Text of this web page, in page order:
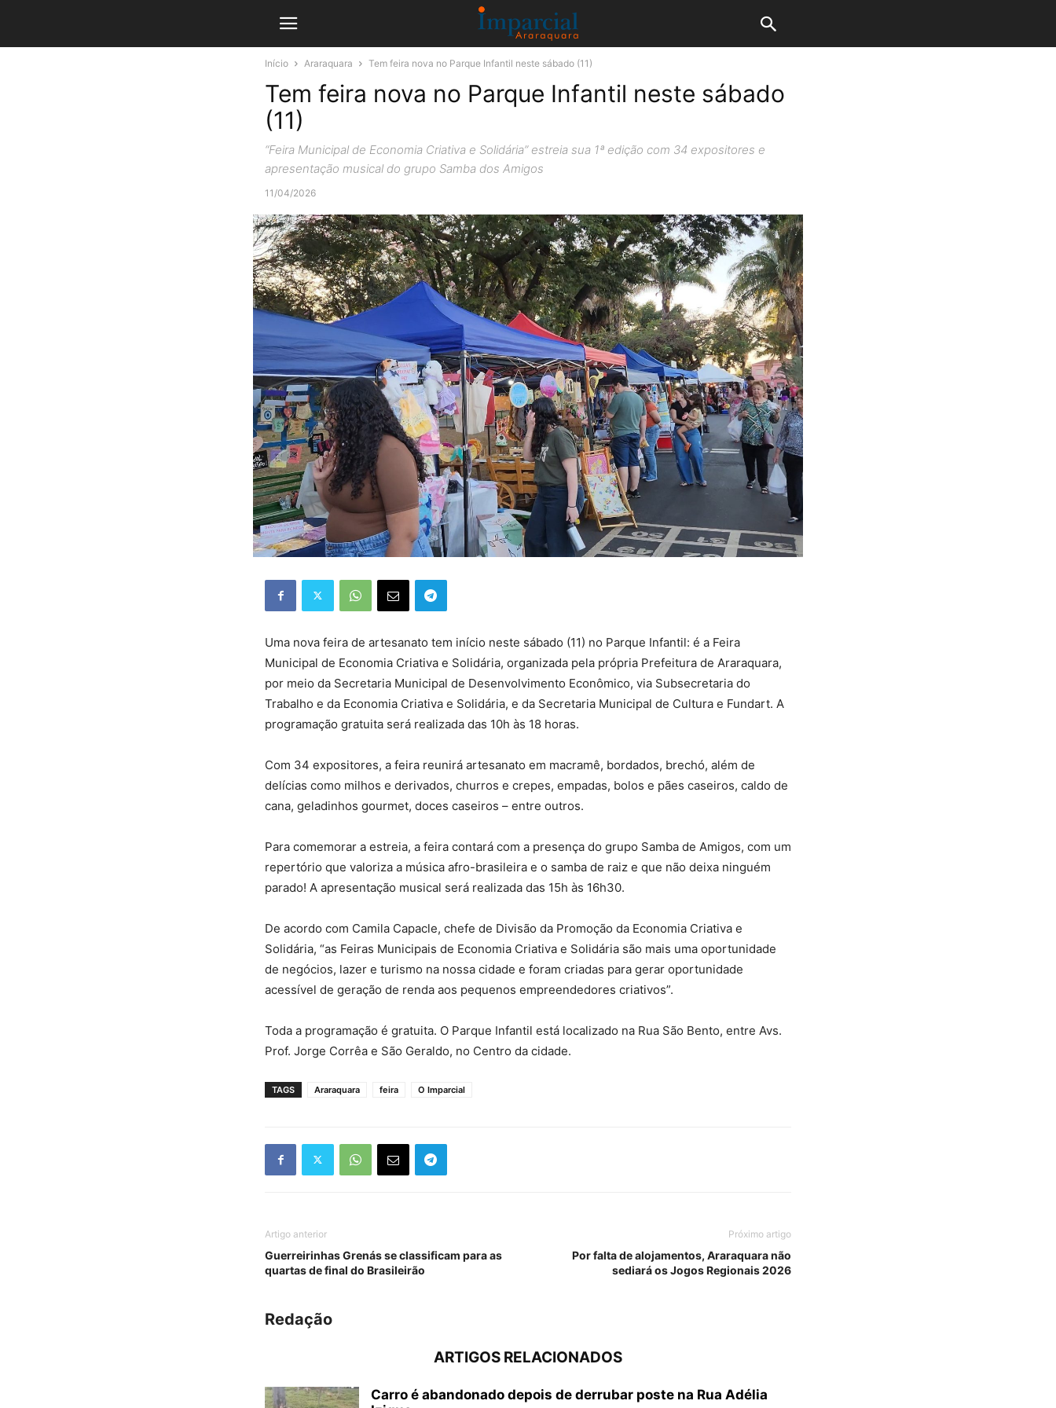
Início Araraquara Tem feira nova no Parque Infantil neste sábado (11)
Tem feira nova no Parque Infantil neste sábado
(11)
“Feira Municipal de Economia Criativa e Solidária” estreia sua 1ª edição com 34 expositores e
apresentação musical do grupo Samba dos Amigos
11/04/2026
Uma nova feira de artesanato tem início neste sábado (11) no Parque Infantil: é a Feira
Municipal de Economia Criativa e Solidária, organizada pela própria Prefeitura de Araraquara,
por meio da Secretaria Municipal de Desenvolvimento Econômico, via Subsecretaria do
Trabalho e da Economia Criativa e Solidária, e da Secretaria Municipal de Cultura e Fundart. A
programação gratuita será realizada das 10h às 18 horas.
Com 34 expositores, a feira reunirá artesanato em macramê, bordados, brechó, além de
delícias como milhos e derivados, churros e crepes, empadas, bolos e pães caseiros, caldo de
cana, geladinhos gourmet, doces caseiros – entre outros.
Para comemorar a estreia, a feira contará com a presença do grupo Samba de Amigos, com um
repertório que valoriza a música afro-brasileira e o samba de raiz e que não deixa ninguém
parado! A apresentação musical será realizada das 15h às 16h30.
De acordo com Camila Capacle, chefe de Divisão da Promoção da Economia Criativa e
Solidária, “as Feiras Municipais de Economia Criativa e Solidária são mais uma oportunidade
de negócios, lazer e turismo na nossa cidade e foram criadas para gerar oportunidade
acessível de geração de renda aos pequenos empreendedores criativos”.
Toda a programação é gratuita. O Parque Infantil está localizado na Rua São Bento, entre Avs.
Prof. Jorge Corrêa e São Geraldo, no Centro da cidade.
TAGS Araraquara feira O Imparcial
Artigo anterior
Guerreirinhas Grenás se classificam para as
quartas de final do Brasileirão
Próximo artigo
Por falta de alojamentos, Araraquara não
sediará os Jogos Regionais 2026
Redação
ARTIGOS RELACIONADOS
Carro é abandonado depois de derrubar poste na Rua Adélia